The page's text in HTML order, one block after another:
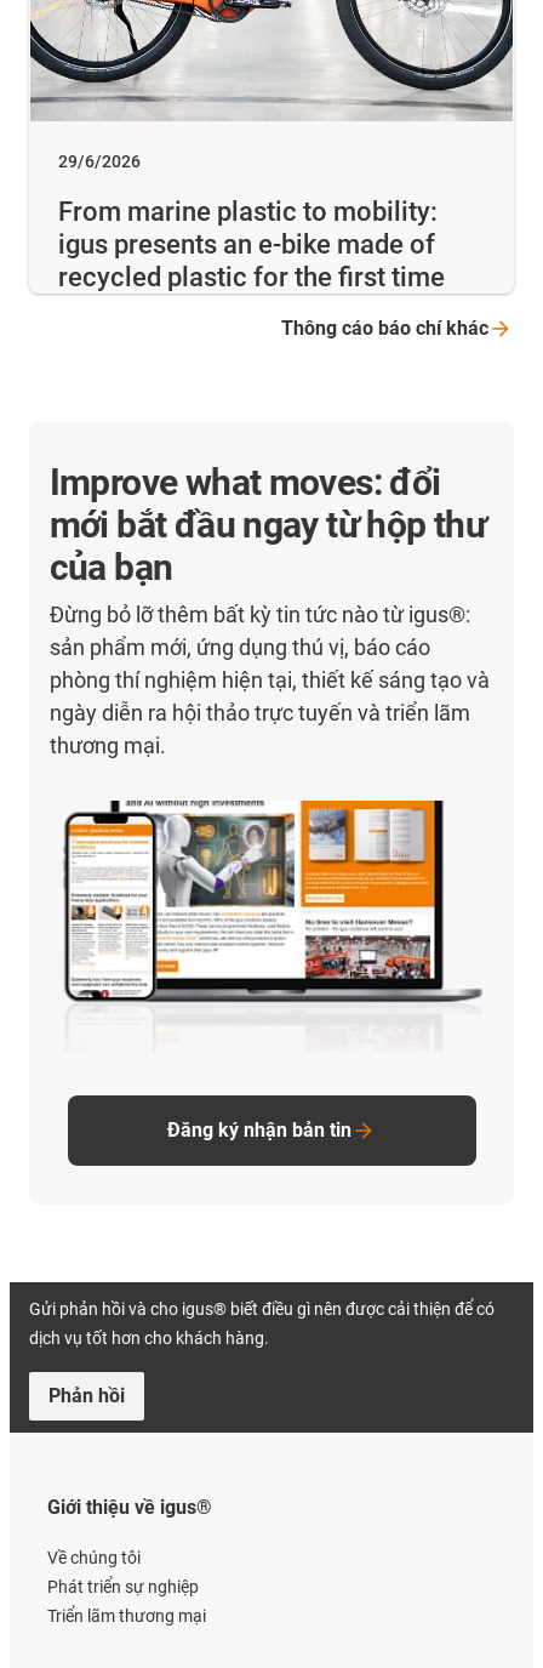
29/6/2026
From marine plastic to mobility:
igus presents an e-bike made of
recycled plastic for the first time
Thông cáo báo chíkhác
Improve what moves: đổi
mới bắt đầu ngay từ hộp thư
của bạn
Đừng bỏ lỡ thêm bất kỳ tin tức nào từ igus®:
sản phẩm mới, ứng dụng thú vị, báo cáo
phòng thí nghiệm hiện tại, thiết kế sáng tạo và
ngày diễn ra hội thảo trực tuyến và triển lãm
thương mại.
Đăng ký nhận bản tin
Gửi phản hồi và cho igus® biết điều gì nên được cải thiện để có
dịch vụ tốt hơn cho khách hàng.
Phản hồi
Giới thiệu về igus®
Về chúng tôi
Phát triển sự nghiệp
Triển lãm thương mại